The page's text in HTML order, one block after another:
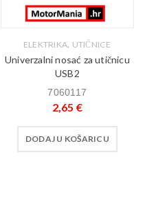
ELEKTRIKA, UTIČNICE
Univerzalni nosać za utičnicu
USB2
7060117
2,65 €
DODAJ U KOŠARICU